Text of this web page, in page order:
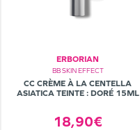
ERBORIAN
BB SKIN EFFECT
CC CRÈME À LA CENTELLA
ASIATICA TEINTE : DORÉ 15ML
18,90€